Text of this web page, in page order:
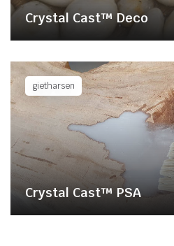
Crystal Cast™ Deco
Crystal Cast™ PSA
gietharsen